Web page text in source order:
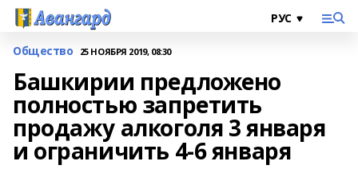
Общество 25 НОЯБРЯ 2019, 08:30
Башкирии предложено
полностью запретить
продажу алкоголя 3 января
и ограничить 4-6 января